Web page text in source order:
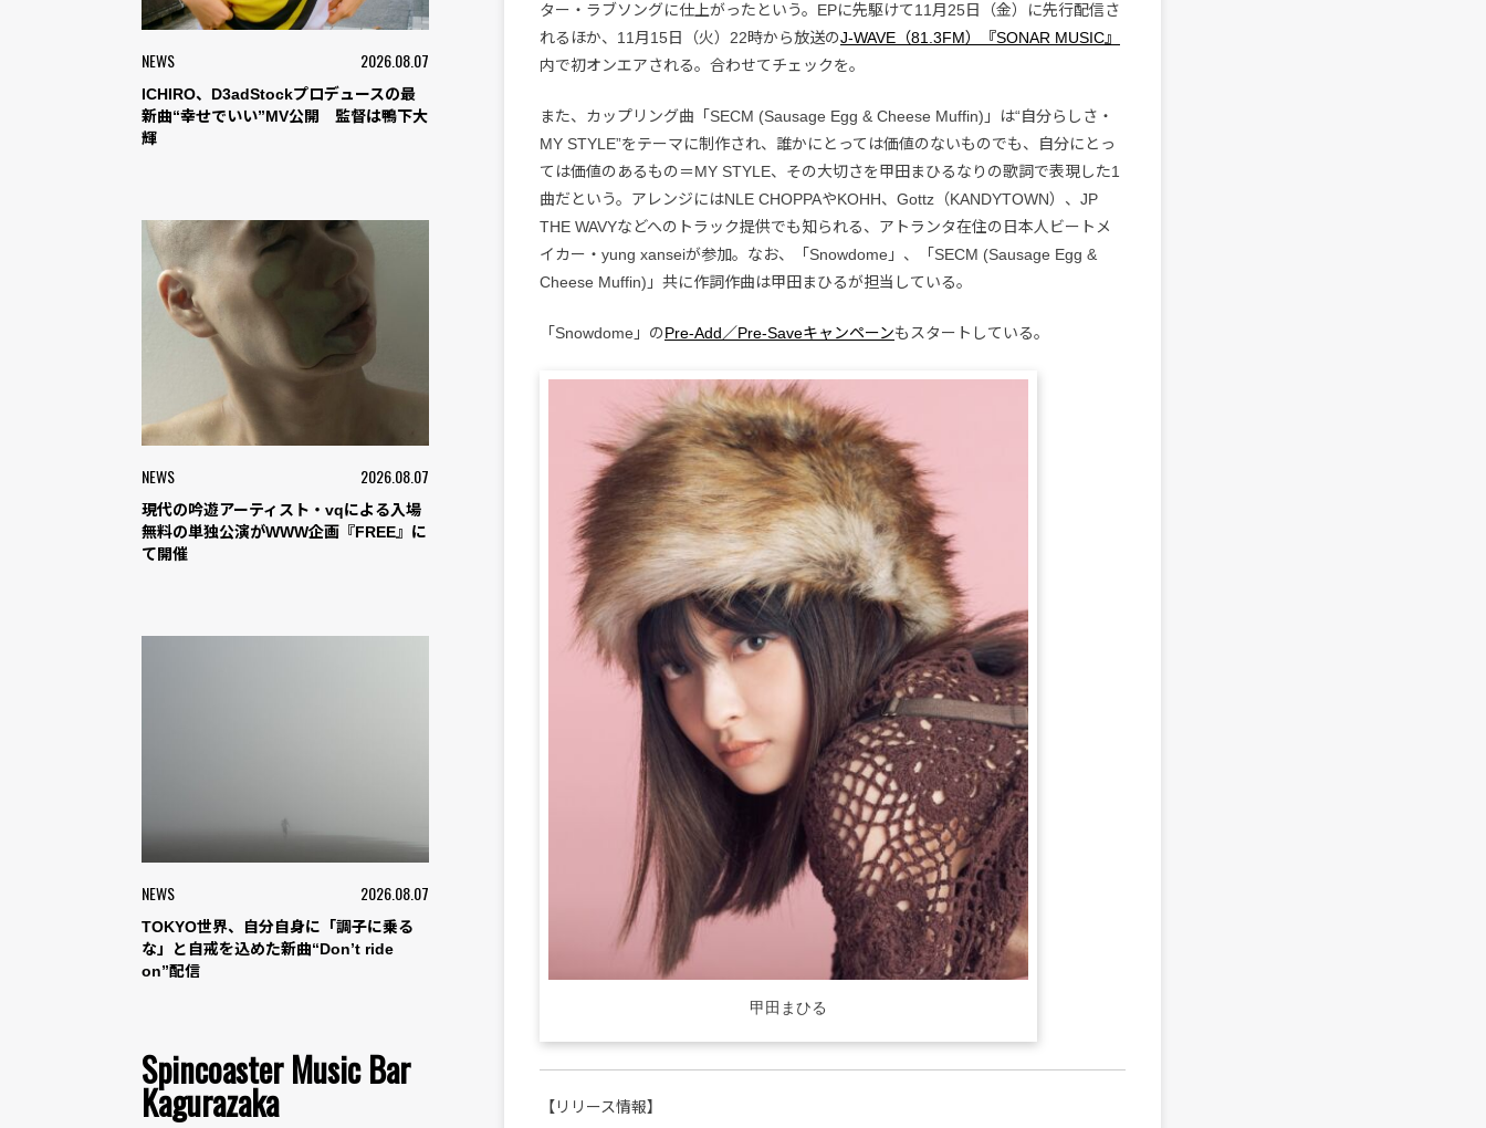
NEWS 2026.08.07
ICHIRO、D3adStockプロデュースの最
新曲“幸せでいい”MV公開 監督は鴨下大
輝
NEWS 2026.08.07
現代の吟遊アーティスト・vqによる入場
無料の単独公演がWWW企画『FREE』に
て開催
NEWS 2026.08.07
TOKYO世界、自分自身に「調子に乗る
な」と自戒を込めた新曲“Don’t ride
on”配信
Spincoaster Music Bar
Kagurazaka
ター・ラブソングに仕上がったという。EPに先駆けて11月25日（金）に先行配信さ
れるほか、11月15日（火）22時から放送のJ-WAVE（81.3FM）『SONAR MUSIC』
内で初オンエアされる。合わせてチェックを。
また、カップリング曲「SECM (Sausage Egg & Cheese Muffin)」は“自分らしさ・
MY STYLE”をテーマに制作され、誰かにとっては価値のないものでも、自分にとっ
ては価値のあるもの＝MY STYLE、その大切さを甲田まひるなりの歌詞で表現した1
曲だという。アレンジにはNLE CHOPPAやKOHH、Gottz（KANDYTOWN）、JP
THE WAVYなどへのトラック提供でも知られる、アトランタ在住の日本人ビートメ
イカー・yung xanseiが参加。なお、「Snowdome」、「SECM (Sausage Egg &
Cheese Muffin)」共に作詞作曲は甲田まひるが担当している。
「Snowdome」のPre-Add／Pre-Saveキャンペーンもスタートしている。
甲田まひる
【リリース情報】